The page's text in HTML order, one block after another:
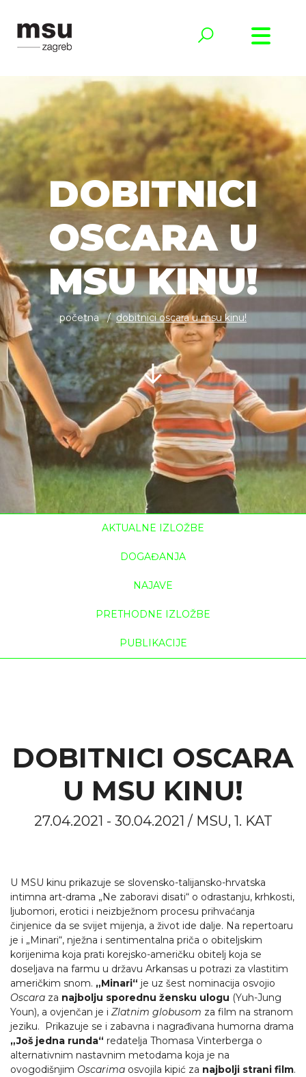
DOBITNICI
OSCARA U
MSU KINU!
početna dobitnici oscara u msu kinu!
AKTUALNE IZLOŽBE
DOGAĐANJA
NAJAVE
PRETHODNE IZLOŽBE
PUBLIKACIJE
DOBITNICI OSCARA
U MSU KINU!
27.04.2021 - 30.04.2021 / MSU, 1. KAT
U MSU kinu prikazuje se slovensko-talijansko-hrvatska
intimna art-drama „Ne zaboravi disati“ o odrastanju, krhkosti,
ljubomori, erotici i neizbježnom procesu prihvaćanja
činjenice da se svijet mijenja, a život ide dalje. Na repertoaru
je i „Minari“, nježna i sentimentalna priča o obiteljskim
korijenima koja prati korejsko-američku obitelj koja se
doseljava na farmu u državu Arkansas u potrazi za vlastitim
američkim snom. „Minari“ je uz šest nominacija osvojio
Oscara za najbolju sporednu žensku ulogu (Yuh-Jung
Youn), a ovjenčan je i Zlatnim globusom za film na stranom
jeziku. Prikazuje se i zabavna i nagrađivana humorna drama
„Još jedna runda“ redatelja Thomasa Vinterberga o
alternativnim nastavnim metodama koja je na
ovogodišnjim Oscarima osvojila kipić za najbolji strani film.